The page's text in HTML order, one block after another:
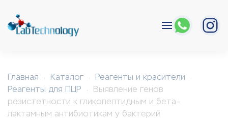
Перейти к содержимому
Главная Каталог
Реагенты и красители
Реагенты для ПЦР
Выявление генов
резистетности к гликопептидным и бета–
лактамным антибиотикам у бактерий